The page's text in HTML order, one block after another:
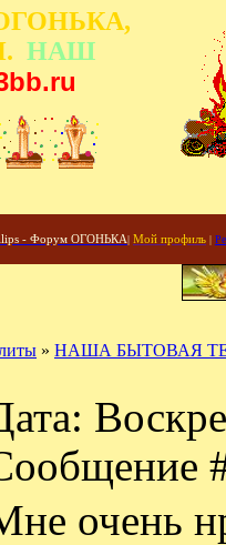
НАШ
- Форум ОГОНЬКА| Мой профиль |
» НАША БЫТОВАЯ
очень